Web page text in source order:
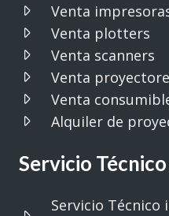
Venta
Venta plotters
Venta scanners
Venta
Venta
Alquiler de
Servicio Técnico
Servicio Técnico